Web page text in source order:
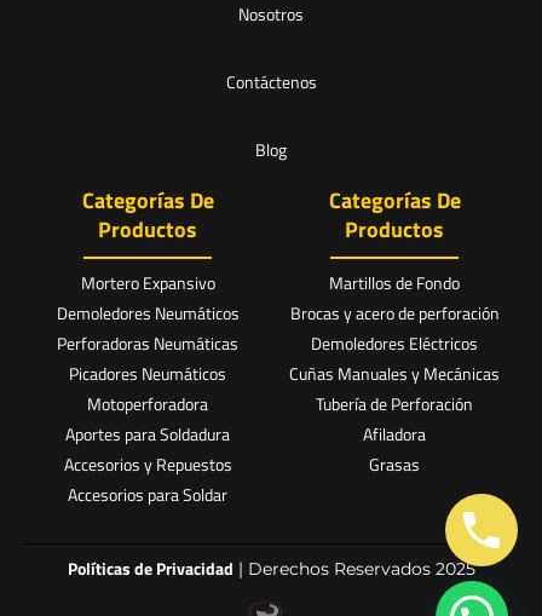
Nosotros
Contáctenos
Blog
Categorías De
Productos
Mortero Expansivo
Demoledores Neumáticos
Perforadoras Neumáticas
Picadores Neumáticos
Motoperforadora
Aportes para Soldadura
Accesorios y Repuestos
Accesorios para Soldar
Categorías De
Productos
Martillos de Fondo
Brocas y acero de perforación
Demoledores Eléctricos
Cuñas Manuales y Mecánicas
Tubería de Perforación
Afiladora
Grasas
Políticas de Privacidad | Derechos Reservados 2025